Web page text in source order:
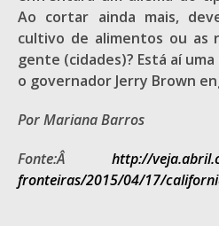
Ao cortar ainda mais,
cultivo de alimentos ou as
gente (cidades)? Está aí
o governador Jerry Brown
Por Mariana Barros
Fonte:Â http://
fronteiras/2015/04/17/